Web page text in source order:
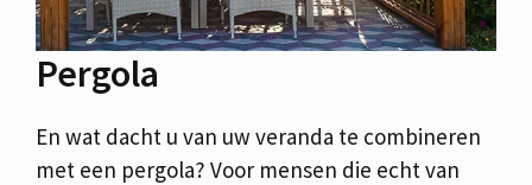
Pergola
En wat dacht u van uw veranda te combineren
met een pergola? Voor mensen die echt van